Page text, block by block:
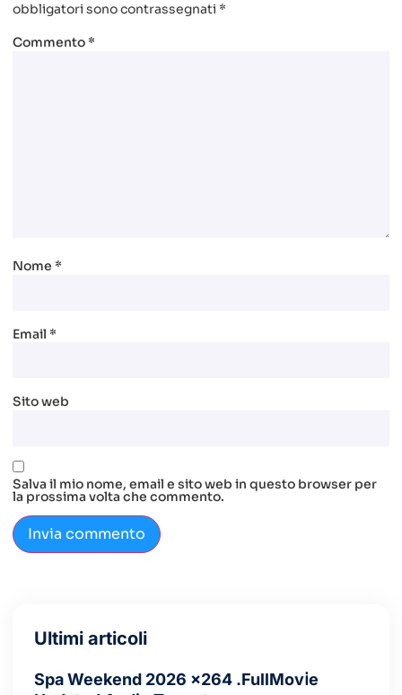
obbligatori sono contrassegnati *
Commento*
Nome *
Email *
Sito web
Salva il mio nome, email e sito web in questo browser per
la prossima volta che commento.
Ultimi articoli
Spa Weekend 2026 x264 .FullMov𝗂e